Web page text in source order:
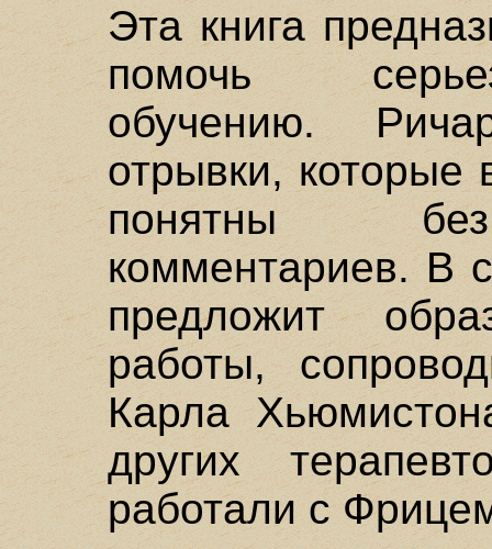
Эта книга
помочь
обучению.
отрывки, которые
понятны без
комментариев. В
предложит
работы,
Карла
других
работали с